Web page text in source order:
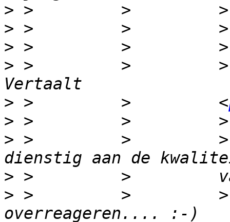
>
>
>
> >         >         >
> >         >         <
>
> >         >         >
>
> >         >         >